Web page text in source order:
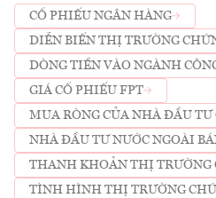
CỔ PHIẾU NGÂN HÀNG
DIỄN BIẾN THỊ TRƯỜNG
DÒNG TIỀN VÀO NGÀNH
GIÁ CỔ PHIẾU FPT
MUA RÒNG CỦA NHÀ ĐẦU TƯ
NHÀ ĐẦU TƯ NƯỚC NGOÀI
THANH KHOẢN THỊ TRƯỜNG
TÌNH HÌNH THỊ TRƯỜNG